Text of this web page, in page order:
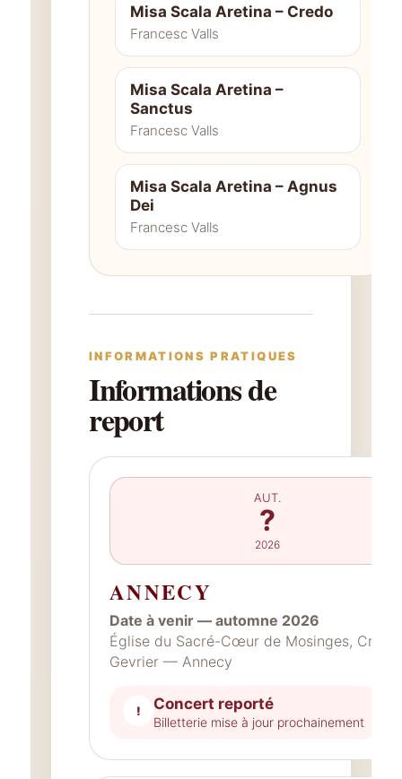
Misa Scala Aretina – Credo
Francesc Valls
Misa Scala Aretina –
Sanctus
Francesc Valls
Misa Scala Aretina – Agnus
Dei
Francesc Valls
INFORMATIONS PRATIQUES
Informations de
report
AUT.
?
2026
ANNECY
Date à venir — automne 2026
Église du Sacré-Cœur de Mosinges, Cran-
Gevrier — Annecy
! Concert reporté
Billetterie mise à jour prochainement